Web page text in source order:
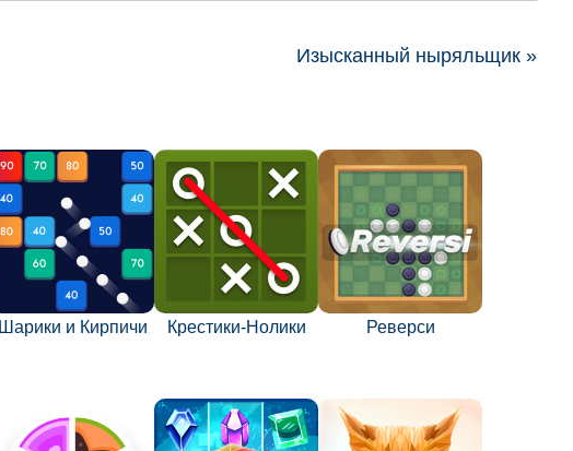
Изысканный ныряльщик »
Шарики и Кирпичи Крестики-Нолики Реверси